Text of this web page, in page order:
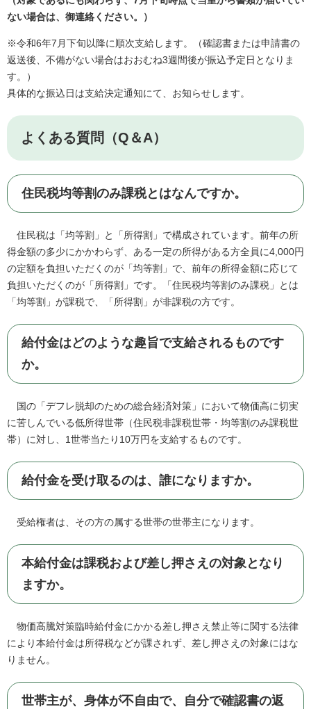
ない場合は、御連絡ください。）
※令和6年7月下旬以降に順次支給します。（確認書または申請書の
返送後、不備がない場合はおおむね3週間後が振込予定日となりま
す。）
具体的な振込日は支給決定通知にて、お知らせします。
よくある質問（Q＆A）
住民税均等割のみ課税とはなんですか。
住民税は「均等割」と「所得割」で構成されています。前年の所
得金額の多少にかかわらず、ある一定の所得がある方全員に4,000円
の定額を負担いただくのが「均等割」で、前年の所得金額に応じて
負担いただくのが「所得割」です。「住民税均等割のみ課税」とは
「均等割」が課税で、「所得割」が非課税の方です。
給付金はどのような趣旨で支給されるものです
か。
国の「デフレ脱却のための総合経済対策」において物価高に切実
に苦しんでいる低所得世帯（住民税非課税世帯・均等割のみ課税世
帯）に対し、1世帯当たり10万円を支給するものです。
給付金を受け取るのは、誰になりますか。
受給権者は、その方の属する世帯の世帯主になります。
本給付金は課税および差し押さえの対象となり
ますか。
物価高騰対策臨時給付金にかかる差し押さえ禁止等に関する法律
により本給付金は所得税などが課されず、差し押さえの対象にはな
りません。
世帯主が、身体が不自由で、自分で確認書の返